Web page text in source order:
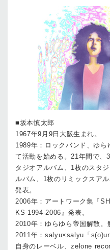
■坂本慎太郎
1967年9月9日大阪生まれ。
1989年：ロックバンド、ゆ
て活動を始める。21年間で、
タジオアルバム、1枚のスタ
ルバム、1枚のリミックスア
発表。
2006年：アートワーク集『
KS 1994-2006』発表。
2010年：ゆらゆら帝国解散。
2011年：salyu×salyu「
自身のレーベル、zelone